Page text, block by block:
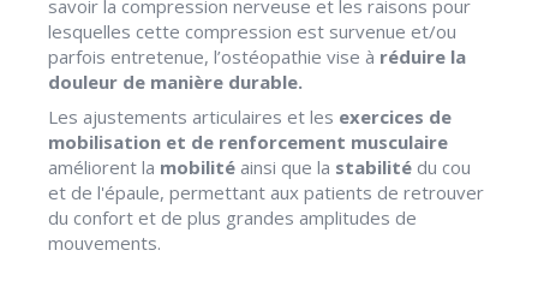
savoir la compression nerveuse et les raisons pour
lesquelles cette compression est survenue et/ou
parfois entretenue, l’ostéopathie vise à réduire la
douleur de manière durable.
Les ajustements articulaires et les exercices de
mobilisation et de renforcement musculaire
améliorent la mobilité ainsi que la stabilité du cou
et de l'épaule, permettant aux patients de retrouver
du confort et de plus grandes amplitudes de
mouvements.